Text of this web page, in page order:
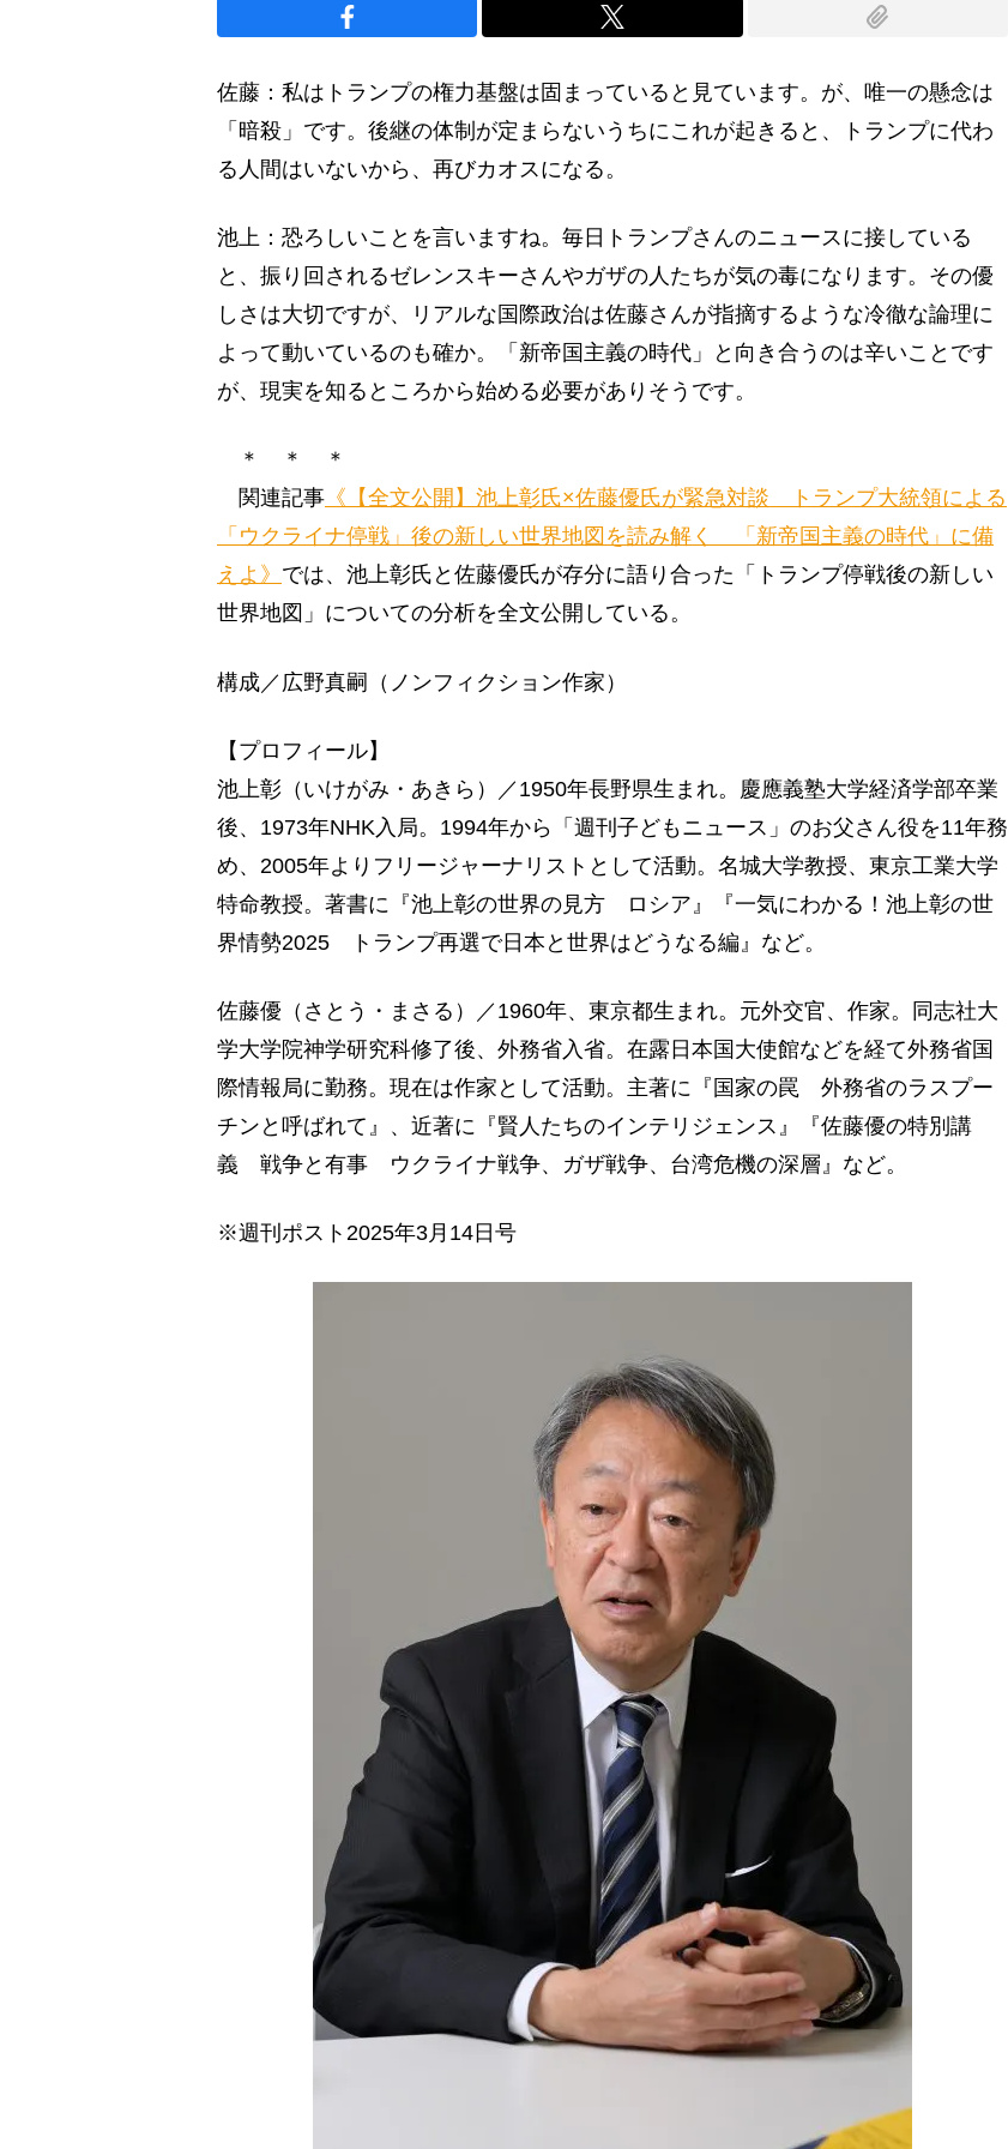
佐藤：私はトランプの権力基盤は固まっていると見ています。が、唯一の懸念は
「暗殺」です。後継の体制が定まらないうちにこれが起きると、トランプに代わ
る人間はいないから、再びカオスになる。
池上：恐ろしいことを言いますね。毎日トランプさんのニュースに接している
と、振り回されるゼレンスキーさんやガザの人たちが気の毒になります。その優
しさは大切ですが、リアルな国際政治は佐藤さんが指摘するような冷徹な論理に
よって動いているのも確か。「新帝国主義の時代」と向き合うのは辛いことです
が、現実を知るところから始める必要がありそうです。
＊ ＊ ＊
関連記事 《【全文公開】池上彰氏×佐藤優氏が緊急対談 トランプ大統領による
「ウクライナ停戦」後の新しい世界地図を読み解く 「新帝国主義の時代」に備
えよ》 では、池上彰氏と佐藤優氏が存分に語り合った「トランプ停戦後の新しい
世界地図」についての分析を全文公開している。
構成／広野真嗣（ノンフィクション作家）
【プロフィール】
池上彰（いけがみ・あきら）／1950年長野県生まれ。慶應義塾大学経済学部卒業
後、1973年NHK入局。1994年から「週刊子どもニュース」のお父さん役を11年務
め、2005年よりフリージャーナリストとして活動。名城大学教授、東京工業大学
特命教授。著書に『池上彰の世界の見方 ロシア』『一気にわかる！池上彰の世
界情勢2025 トランプ再選で日本と世界はどうなる編』など。
佐藤優（さとう・まさる）／1960年、東京都生まれ。元外交官、作家。同志社大
学大学院神学研究科修了後、外務省入省。在露日本国大使館などを経て外務省国
際情報局に勤務。現在は作家として活動。主著に『国家の罠 外務省のラスプー
チンと呼ばれて』、近著に『賢人たちのインテリジェンス』『佐藤優の特別講
義 戦争と有事 ウクライナ戦争、ガザ戦争、台湾危機の深層』など。
※週刊ポスト2025年3月14日号